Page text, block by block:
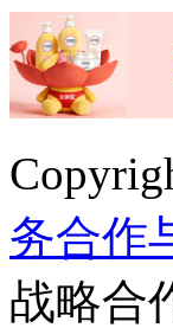
务合作
战略合